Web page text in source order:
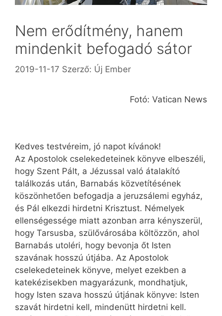
Nem erődítmény, hanem
mindenkit befogadó sátor
2019-11-17 Szerző: Új Ember
Fotó: Vatican News
Kedves testvéreim, jó napot kívánok!
Az Apostolok cselekedeteinek könyve elbeszéli,
hogy Szent Pált, a Jézussal való átalakító
találkozás után, Barnabás közvetítésének
köszönhetően befogadja a jeruzsálemi egyház,
és Pál elkezdi hirdetni Krisztust. Némelyek
ellenségessége miatt azonban arra kényszerül,
hogy Tarsusba, szülővárosába költözzön, ahol
Barnabás utoléri, hogy bevonja őt Isten
szavának hosszú útjába. Az Apostolok
cselekedeteinek könyve, melyet ezekben a
katekézisekben magyarázunk, mondhatjuk,
hogy Isten szava hosszú útjának könyve: Isten
szavát hirdetni kell, mindenütt hirdetni kell.